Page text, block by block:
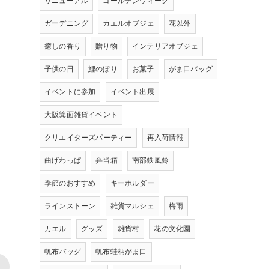
ガーデニング
カエルオブジェ
花以外
癒しの香り
贈り物
インテリアオブジェ
子供の日
鯉のぼり お菓子
がま口バッグ
イベントに参加
イベント出展
大阪箕面雑貨イベント
クリエイターズパーティー
再入荷情報
曲げわっぱ
弁当箱
南部鉄風鈴
季節のおすすめ
キーホルダー
ラインストーン
雑貨マルシェ
梅雨
カエル
グッズ 雑貨村
花の文化園
帆布バッグ
帆布蛙柄がま口